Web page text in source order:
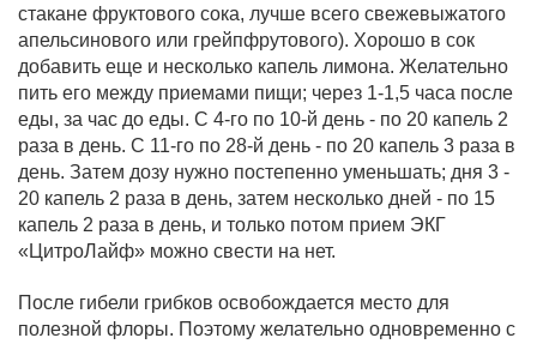
стакане фруктового сока, лучше всего свежевыжатого
апельсинового или грейпфрутового). Хорошо в сок
добавить еще и несколько капель лимона. Желательно
пить его между приемами пищи; через 1-1,5 часа после
еды, за час до еды. С 4-го по 10-й день - по 20 капель 2
раза в день. С 11-го по 28-й день - по 20 капель 3 раза в
день. Затем дозу нужно постепенно уменьшать; дня 3 -
20 капель 2 раза в день, затем несколько дней - по 15
капель 2 раза в день, и только потом прием ЭКГ
«ЦитроЛайф» можно свести на нет.
После гибели грибков освобождается место для
полезной флоры. Поэтому желательно одновременно с